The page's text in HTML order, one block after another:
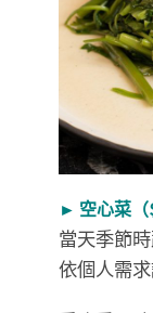
► 空心菜（
當天季節
依個人需